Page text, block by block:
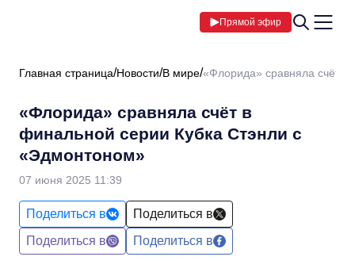
Прямой эфир
Главная страница Новости В мире «Флорида» сравняла счёт
«Флорида» сравняла счёт в
финальной серии Кубка Стэнли с
«Эдмонтоном»
07 июня 2025 11:39
Поделиться в
Поделиться в
Поделиться в
Поделиться в